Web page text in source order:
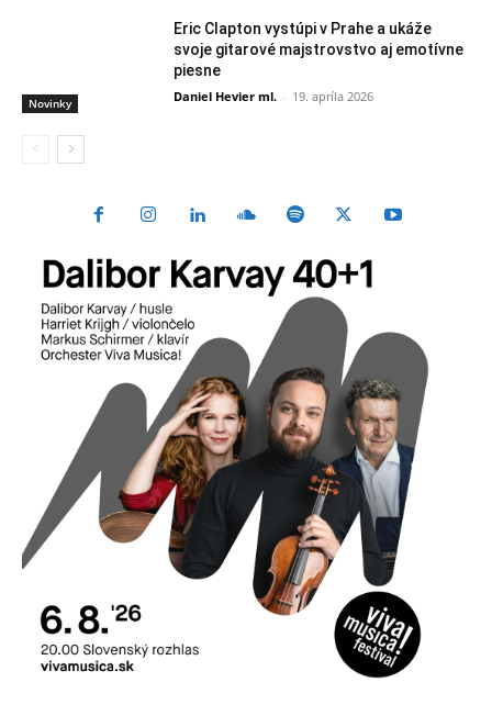
Novinky
Eric Clapton vystúpi v Prahe a ukáže
svoje gitarové majstrovstvo aj emotívne
piesne
Daniel Hevier ml. - 19. apríla 2026